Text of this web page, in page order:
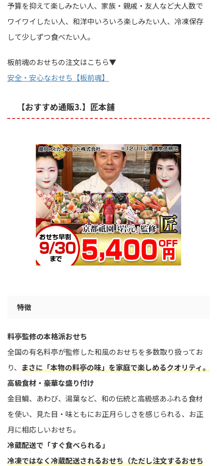
予算を抑えて楽しみたい人、家族・親戚・友人など大人数で
ワイワイしたい人、和洋中いろいろ楽しみたい人、冷凍保存
して少しずつ食べたい人。
板前魂のおせちの注文はこちら▼
安全・安心なおせち【板前魂】
【おすすめ通販3.】匠本舗
特徴
料亭監修の本格派おせち
全国の有名料亭が監修した和風のおせちを多数取り扱ってお
り、 まさに「本物の料亭の味」を家庭で楽しめるクオリティ。
高級食材・豪華な盛り付け
金目鯛、あわび、湯葉など、和の伝統と高級感あふれる食材
を使い、見た目・味ともにお正月らしさを感じられる、お正
月に相応しいおせち。
冷蔵配送で「すぐ食べられる」
冷凍ではなく冷蔵配送されるおせち（ただし注文するおせち